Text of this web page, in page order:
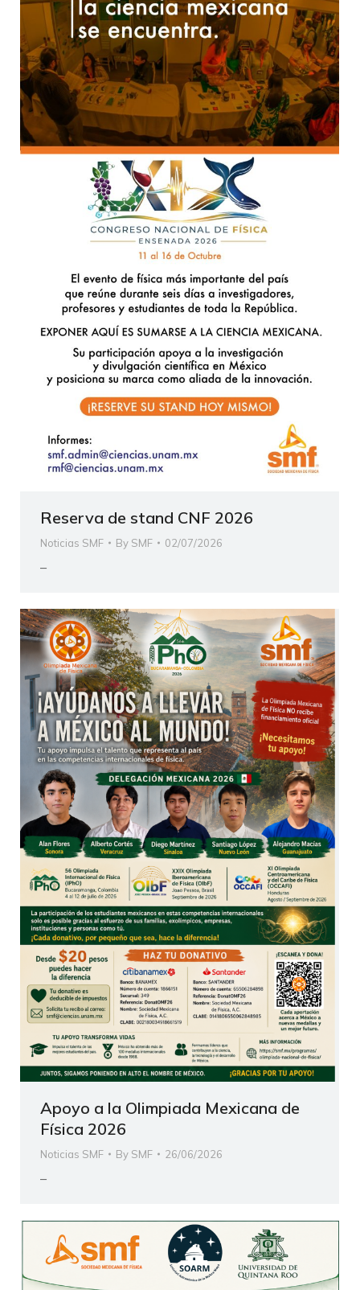
Reserva de stand CNF 2026
Noticias SMF By SMF 02/07/2026
–
Apoyo a la Olimpiada Mexicana de
Física 2026
Noticias SMF By SMF 26/06/2026
–